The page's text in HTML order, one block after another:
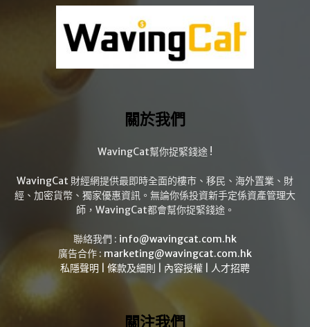
關於我們
WavingCat幫你捉緊錢途 !
WavingCat 財經網提供最即時全面的樓市、移民、海外置業、財
經、加密貨幣、獨家優惠資訊。無論你係投資新手定係資產管理大
師，WavingCat都會幫你捉緊錢途。
聯絡我們 : info@wavingcat.com.hk
廣告合作 : marketing@wavingcat.com.hk
私隱聲明
條款及細則 內容授權 人才招聘
關注我們